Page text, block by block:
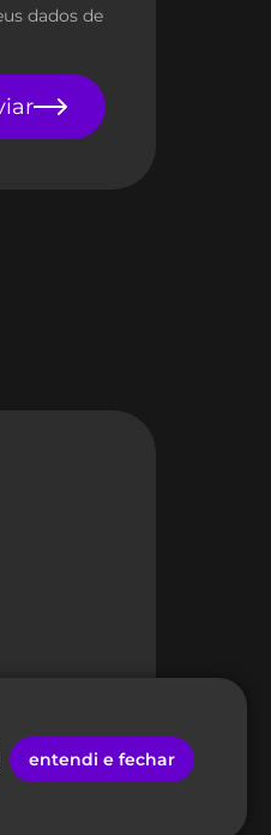
dados de
entendi e fechar